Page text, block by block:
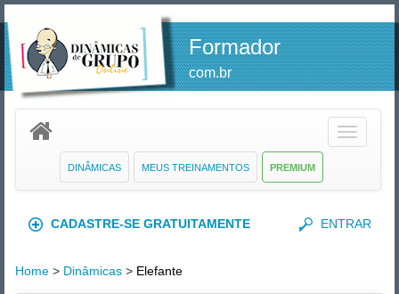
Formador
com.br
Toggle
PREMIUM
MEUS TREINAMENTOS
DINÂMICAS
CADASTRE-SE GRATUITAMENTE ENTRAR
Home > Dinâmicas > Elefante